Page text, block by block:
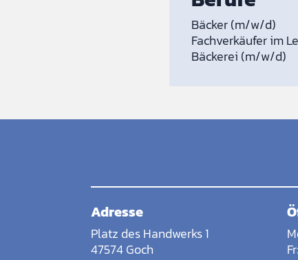
Bäcker (m/w/d)
Fachverkäufer im
Bäckerei (m/w/d)
Adresse
Platz des Handwerks 1
47574 Goch